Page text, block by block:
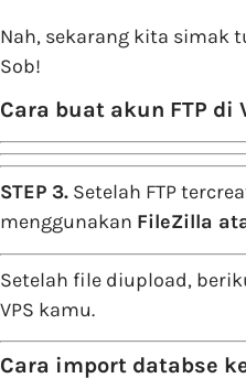
Nah, sekarang kita simak
Sob!
Cara buat akun FTP di
STEP 3. Setelah FTP
menggunakan FileZilla
Setelah file diupload,
VPS kamu.
Cara import databse